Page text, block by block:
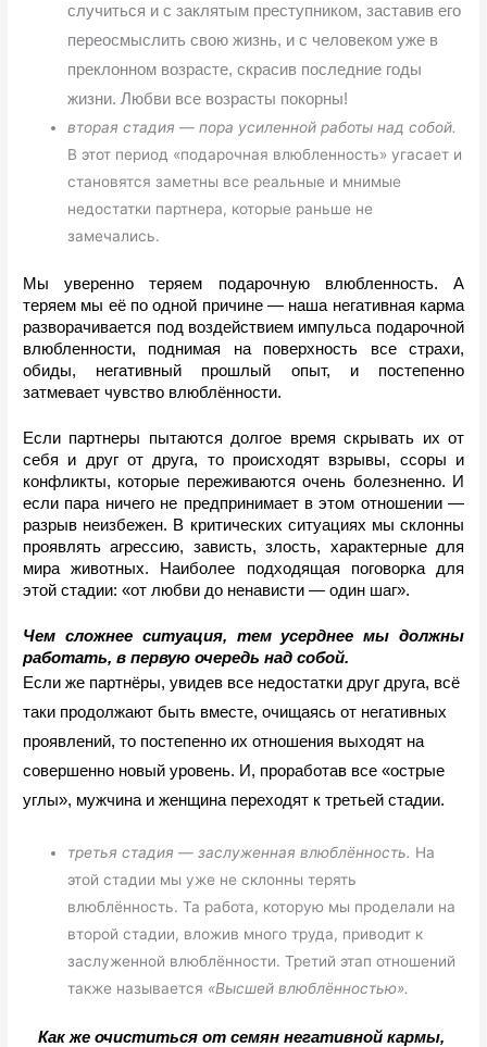
случиться и с заклятым преступником, заставив его
переосмыслить свою жизнь, и с человеком уже в
преклонном возрасте, скрасив последние годы
жизни. Любви все возрасты покорны!
вторая стадия — пора усиленной работы над собой.
В этот период «подарочная влюбленность» угасает и
становятся заметны все реальные и мнимые
недостатки партнера, которые раньше не
замечались.
Мы уверенно теряем подарочную влюбленность. А
теряем мы её по одной причине — наша негативная карма
разворачивается под воздействием импульса подарочной
влюбленности, поднимая на поверхность все страхи,
обиды, негативный прошлый опыт, и постепенно
затмевает чувство влюблённости.
Если партнеры пытаются долгое время скрывать их от
себя и друг от друга, то происходят взрывы, ссоры и
конфликты, которые переживаются очень болезненно. И
если пара ничего не предпринимает в этом отношении —
разрыв неизбежен. В критических ситуациях мы склонны
проявлять агрессию, зависть, злость, характерные для
мира животных. Наиболее подходящая поговорка для
этой стадии: «от любви до ненависти — один шаг».
Чем сложнее ситуация, тем усерднее мы должны
работать, в первую очередь над собой.
Если же партнёры, увидев все недостатки друг друга, всё
таки продолжают быть вместе, очищаясь от негативных
проявлений, то постепенно их отношения выходят на
совершенно новый уровень. И, проработав все «острые
углы», мужчина и женщина переходят к третьей стадии.
третья стадия — заслуженная влюблённость. На
этой стадии мы уже не склонны терять
влюблённость. Та работа, которую мы проделали на
второй стадии, вложив много труда, приводит к
заслуженной влюблённости. Третий этап отношений
также называется «Высшей влюблённостью».
Как же очиститься от семян негативной кармы,